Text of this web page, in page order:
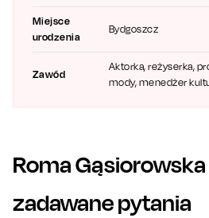
Miejsce
urodzenia
Bydgoszcz
Zawód
Aktorka, reżyserka,
mody, menedżer
Roma Gąsiorowska
zadawane pytania